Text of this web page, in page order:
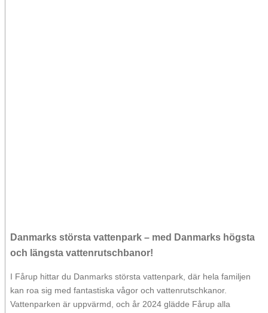
Danmarks största vattenpark – med Danmarks högsta
och längsta vattenrutschbanor!
I Fårup hittar du Danmarks största vattenpark, där hela familjen
kan roa sig med fantastiska vågor och vattenrutschkanor.
Vattenparken är uppvärmd, och år 2024 glädde Fårup alla